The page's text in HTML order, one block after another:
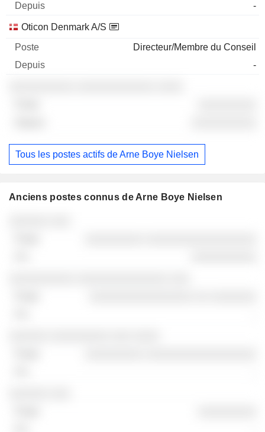
-
Oticon Denmark A/S
Directeur/Membre du Conseil
-
Tous les postes actifs de Arne Boye Nielsen
Anciens postes connus de Arne Boye Nielsen